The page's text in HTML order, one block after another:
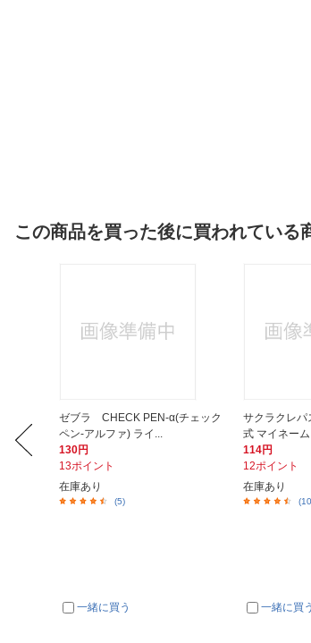
この商品を買った後に買われている
ゼブラ CHECK PEN-α(チェック
ペン-アルファ) ライ...
130円
13ポイント
在庫あり
(5)
一緒に買う
サクラクレ
式 マイネー
114円
12ポイント
在庫あり
一緒に買う